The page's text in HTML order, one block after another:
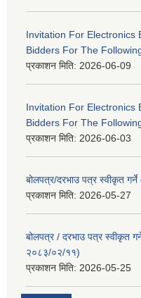
Invitation For Electronics
Bidders For The
प्रकाशन मिति: 2026-06-09
Invitation For Electronics
Bidders For The
प्रकाशन मिति: 2026-06-03
बोलपत्र/दरभाउ पत्र स्वीकृत
प्रकाशन मिति: 2026-05-27
बोलपत्र / दरभाउ पत्र स्वीकृत
२०८३/०२/११)
प्रकाशन मिति: 2026-05-25